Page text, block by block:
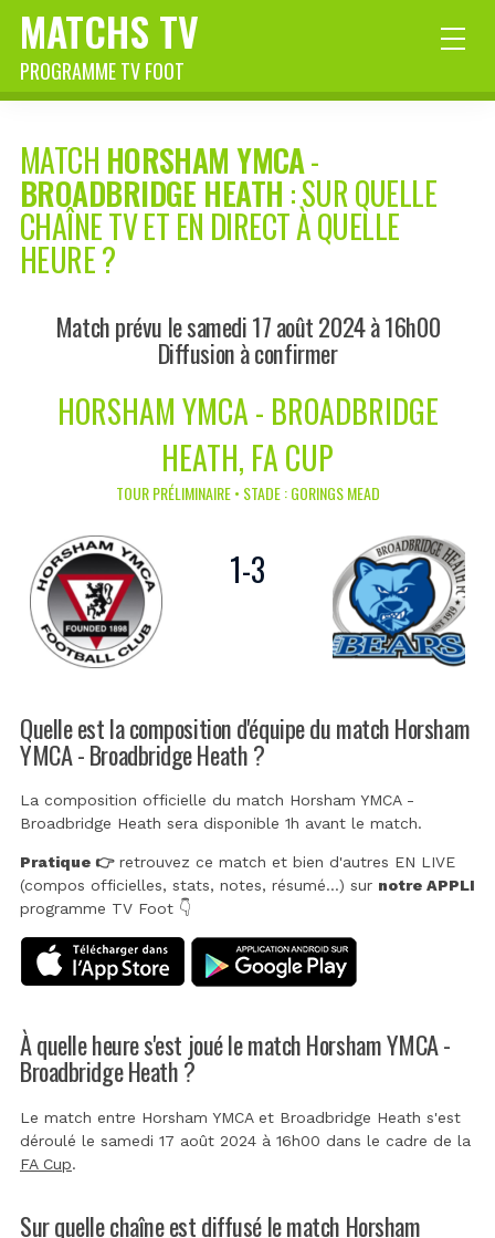
MATCHS TV
PROGRAMME TV FOOT
MATCH HORSHAM YMCA-
BROADBRIDGE HEATH : SUR QUELLE
CHAÎNE TV ET EN DIRECT À QUELLE
HEURE ?
Match prévu le samedi 17 août 2024 à 16h00
Diffusion à confirmer
HORSHAM YMCA - BROADBRIDGE
HEATH, FA CUP
TOUR PRÉLIMINAIRE • STADE : GORINGS MEAD
1-3
Quelle est la composition d'équipe du match Horsham
YMCA - Broadbridge Heath ?
La composition officielle du match Horsham YMCA -
Broadbridge Heath sera disponible 1h avant le match.
Pratique 👉retrouvez ce match et bien d'autres EN LIVE
(compos officielles, stats, notes, résumé...) sur notre APPLI
programme TV Foot 👇
À quelle heure s'est joué le match Horsham YMCA -
Broadbridge Heath ?
Le match entre Horsham YMCA et Broadbridge Heath s'est
déroulé le samedi 17 août 2024 à 16h00 dans le cadre de la
FA Cup.
Sur quelle chaîne est diffusé le match Horsham